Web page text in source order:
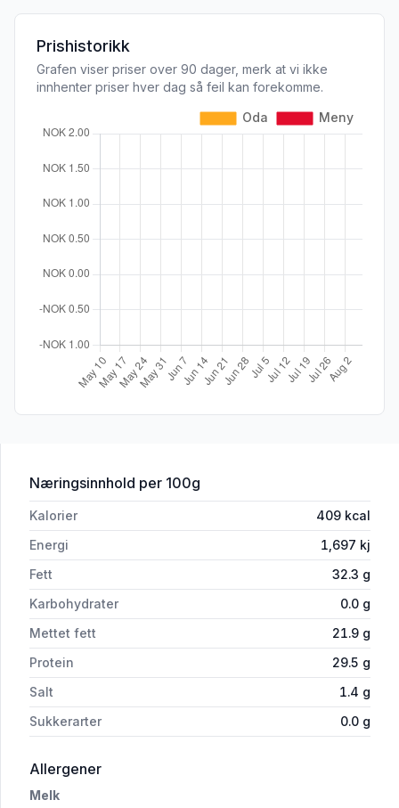
Prishistorikk
Grafen viser priser over 90 dager, merk at vi ikke
innhenter priser hver dag så feil kan forekomme.
Næringsinnhold for 'Prima Donna Maturo Pakket 220
per 100g
Kalorier 409 kcal
Energi
1,697 kj
Fett
32.3 g
Karbohydrater
0.0 g
Mettet fett
21.9 g
Protein
29.5 g
Salt
1.4 g
Sukkerarter
0.0 g
Allergeneri 'Prima Donna Maturo Pakket 220 G'
Melk